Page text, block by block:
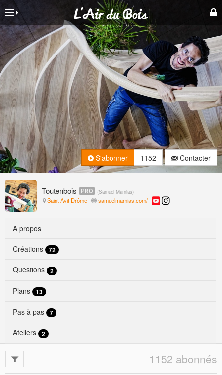
Toutenbois (Samuel Mamias)
Saint Avit Drôme samuelmamias.com/
S'abonner 1152 Contacter
A propos
Créations 72
Questions 2
Plans 13
Pas à pas 7
Ateliers 2
1152 abonnés